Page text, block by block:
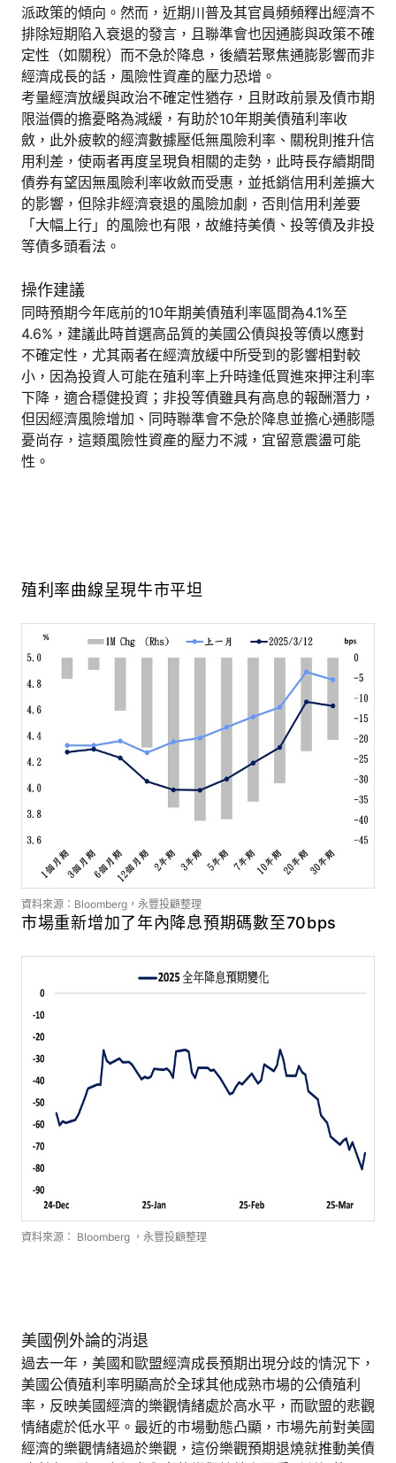
派政策的傾向。然而，近期川普及其官員頻頻釋出經濟不
排除短期陷入衰退的發言，且聯準會也因通膨與政策不確
定性（如關稅）而不急於降息，後續若聚焦通膨影響而非
經濟成長的話，風險性資產的壓力恐增。
考量經濟放緩與政治不確定性猶存，且財政前景及債市期
限溢價的擔憂略為減緩，有助於10年期美債殖利率收
斂，此外疲軟的經濟數據壓低無風險利率、關稅則推升信
用利差，使兩者再度呈現負相關的走勢，此時長存續期間
債券有望因無風險利率收斂而受惠，並抵銷信用利差擴大
的影響，但除非經濟衰退的風險加劇，否則信用利差要
「大幅上行」的風險也有限，故維持美債、投等債及非投
等債多頭看法。
操作建議
同時預期今年底前的10年期美債殖利率區間為4.1%至
4.6%，建議此時首選高品質的美國公債與投等債以應對
不確定性，尤其兩者在經濟放緩中所受到的影響相對較
小，因為投資人可能在殖利率上升時逢低買進來押注利率
下降，適合穩健投資；非投等債雖具有高息的報酬潛力，
但因經濟風險增加、同時聯準會不急於降息並擔心通膨隱
憂尚存，這類風險性資產的壓力不減，宜留意震盪可能
性。
殖利率曲線呈現牛市平坦
資料來源：Bloomberg，永豐投顧整理
市場重新增加了年內降息預期碼數至70bps
資料來源： Bloomberg ，永豐投顧整理
美國例外論的消退
過去一年，美國和歐盟經濟成長預期出現分歧的情況下，
美國公債殖利率明顯高於全球其他成熟市場的公債殖利
率，反映美國經濟的樂觀情緒處於高水平，而歐盟的悲觀
情緒處於低水平。最近的市場動態凸顯，市場先前對美國
經濟的樂觀情緒過於樂觀，這份樂觀預期退燒就推動美債